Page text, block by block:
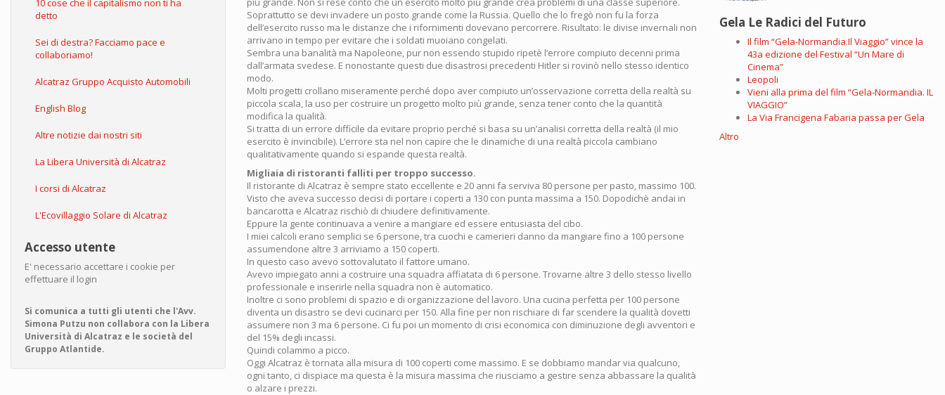
10 cose che il capitalismo non ti ha
detto
Sei di destra? Facciamo pace e
collaboriamo!
Alcatraz Gruppo Acquisto Automobili
English Blog
Altre notizie dai nostri siti
La Libera Università di Alcatraz
I corsi di Alcatraz
L'Ecovillaggio Solare di Alcatraz
Accesso utente
E' necessario accettare i cookie per
effettuare il login
Si comunica a tutti gli utenti che l'Avv.
Simona Putzu non collabora con la Libera
Università di Alcatraz e le società del
Gruppo Atlantide.
Soprattutto se devi invadere un posto grande come la Russia. Quello che lo fregò non fu la forza
dell’esercito russo ma le distanze che i rifornimenti dovevano percorrere. Risultato: le divise invernali non
arrivano in tempo per evitare che i soldati muoiano congelati.
Sembra una banalità ma Napoleone, pur non essendo stupido ripetè l’errore compiuto decenni prima
dall’armata svedese. E nonostante questi due disastrosi precedenti Hitler si rovinò nello stesso identico
modo.
Molti progetti crollano miseramente perché dopo aver compiuto un’osservazione corretta della realtà su
piccola scala, la uso per costruire un progetto molto più grande, senza tener conto che la quantità
modifica la qualità.
Si tratta di un errore difficile da evitare proprio perché si basa su un’analisi corretta della realtà (il mio
esercito è invincibile). L’errore sta nel non capire che le dinamiche di una realtà piccola cambiano
qualitativamente quando si espande questa realtà.
Migliaia di ristoranti falliti per troppo successo.
Il ristorante di Alcatraz è sempre stato eccellente e 20 anni fa serviva 80 persone per pasto, massimo 100.
Visto che aveva successo decisi di portare i coperti a 130 con punta massima a 150. Dopodichè andai in
bancarotta e Alcatraz rischiò di chiudere definitivamente.
Eppure la gente continuava a venire a mangiare ed essere entusiasta del cibo.
I miei calcoli erano semplici se 6 persone, tra cuochi e camerieri danno da mangiare fino a 100 persone
assumendone altre 3 arriviamo a 150 coperti.
In questo caso avevo sottovalutato il fattore umano.
Avevo impiegato anni a costruire una squadra affiatata di 6 persone. Trovarne altre 3 dello stesso livello
professionale e inserirle nella squadra non è automatico.
Inoltre ci sono problemi di spazio e di organizzazione del lavoro. Una cucina perfetta per 100 persone
diventa un disastro se devi cucinarci per 150. Alla fine per non rischiare di far scendere la qualità dovetti
assumere non 3 ma 6 persone. Ci fu poi un momento di crisi economica con diminuzione degli avventori e
del 15% degli incassi.
Quindi colammo a picco.
Oggi Alcatraz è tornata alla misura di 100 coperti come massimo. E se dobbiamo mandar via qualcuno,
ogni tanto, ci dispiace ma questa è la misura massima che riusciamo a gestire senza abbassare la qualità
o alzare i prezzi.
Gela Le Radici del Futuro
Il film “Gela-Normandia.Il Viaggio” vince la
43a edizione del Festival “Un Mare di
Cinema”
Leopoli
Vieni alla prima del film “Gela-Normandia. IL
VIAGGIO”
La Via Francigena Fabaria passa per Gela
Altro